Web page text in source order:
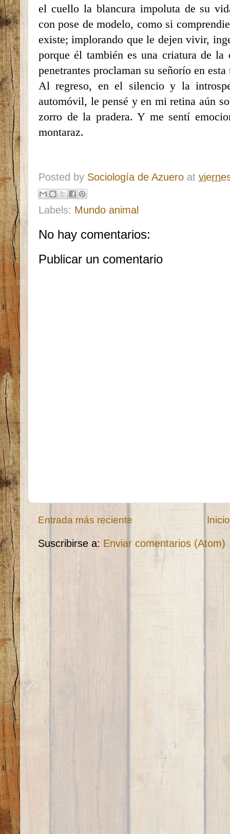
el cuello la blancura impoluta de su
con pose de modelo, como si
existe; implorando que le dejen vivir,
porque él también es una criatura de
penetrantes proclaman su señorío en
Al regreso, en el silencio y la
automóvil, le pensé y en mi retina aún
zorro de la pradera. Y me sentí
montaraz.
Posted by Sociología de Azuero at
Labels: Mundo animal
No hay comentarios:
Publicar un comentario
Entrada más reciente Inicio
Suscribirse a: Enviar comentarios (Atom)